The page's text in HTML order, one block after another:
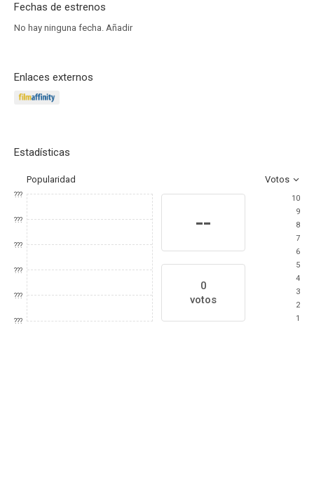
Fechas de estrenos
No hay ninguna fecha. Añadir
Enlaces externos
Estadísticas
Popularidad Votos
???
???
???
???
???
???
--
0
votos
10
9
8
7
6
5
4
3
2
1